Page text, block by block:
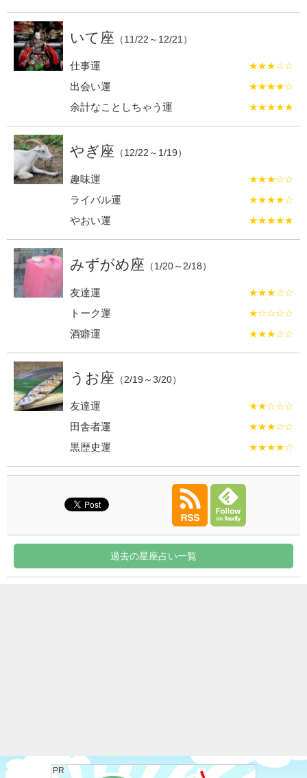
いて座 （11/22～12/21）
仕事運
★★★☆☆
出会い運
★★★★☆
余計なことしちゃう運
★★★★★
やぎ座 （12/22～1/19）
趣味運
★★★☆☆
ライバル運
★★★★☆
やおい運
★★★★★
みずがめ座 （1/20～2/18）
友達運
★★★☆☆
トーク運
★☆☆☆☆
酒癖運
★★★☆☆
うお座 （2/19～3/20）
友達運
★★☆☆☆
田舎者運
★★★☆☆
黒歴史運
★★★★☆
過去の星座占い一覧
PR